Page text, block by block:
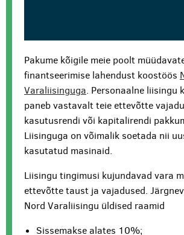
Pakume kõigile meie poolt
finantseerimise lahendust koostöös
Varaliisinguga. Personaalne liisingu
paneb vastavalt teie ettevõtte
kasutusrendi või kapitalirendi
Liisinguga on võimalik soetada nii
kasutatud masinaid.
Liisingu tingimusi kujundavad vara
ettevõtte taust ja vajadused.
Nord Varaliisingu üldised raamid
Sissemakse alates 10%;